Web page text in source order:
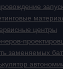
центры
заменяемых